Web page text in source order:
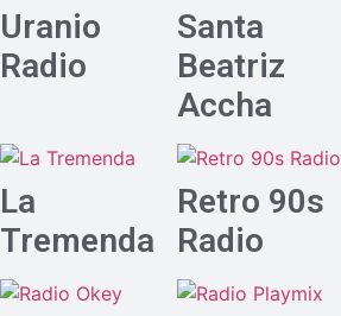
Uranio
Radio
Santa
Beatriz
Accha
La
Tremenda
Retro 90s
Radio